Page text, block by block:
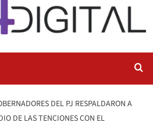
DEL PJ RESPALDARON A
DE LAS TENCIONES CON EL